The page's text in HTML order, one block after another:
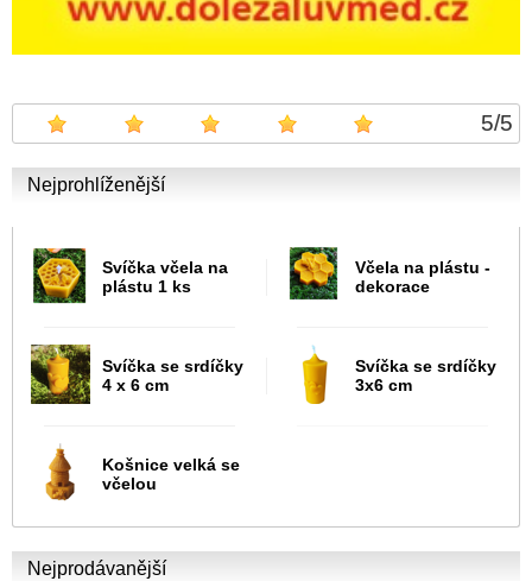
5/5
Nejprohlíženější
Svíčka včela na
plástu 1 ks
Včela na plástu -
dekorace
Svíčka se srdíčky
4 x 6 cm
Svíčka se srdíčky
3x6 cm
Košnice velká se
včelou
Nejprodávanější